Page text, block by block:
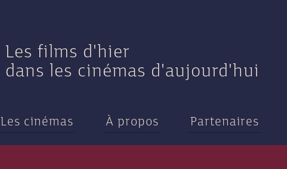
Les films d'hier
dans les cinémas d'aujourd'hui
Les cinémas À propos Partenaires